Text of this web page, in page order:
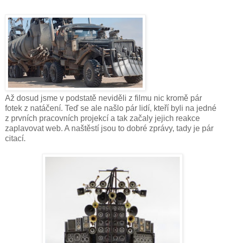
Až dosud jsme v podstatě neviděli z filmu nic kromě pár
fotek z natáčení. Teď se ale našlo pár lidí, kteří byli na jedné
z prvních pracovních projekcí a tak začaly jejich reakce
zaplavovat web. A naštěstí jsou to dobré zprávy, tady je pár
citací.